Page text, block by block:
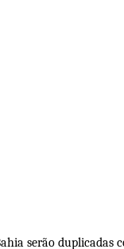
serão duplicadas